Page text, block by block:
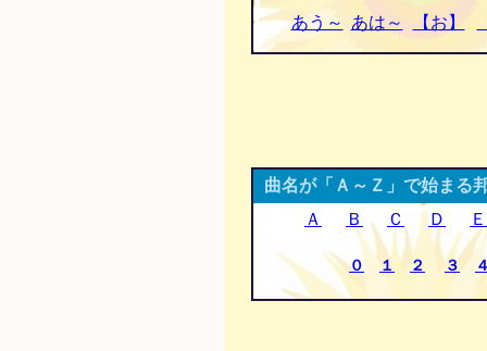
あう～ あは～ 【お】
曲名が「Ａ～Ｚ」で始まる
Ａ
Ｂ Ｃ Ｄ Ｅ
０ １ ２ ３